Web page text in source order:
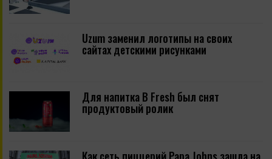
Uzum заменил логотипы на своих
сайтах детскими рисунками
Для напитка B Fresh был снят
продуктовый ролик